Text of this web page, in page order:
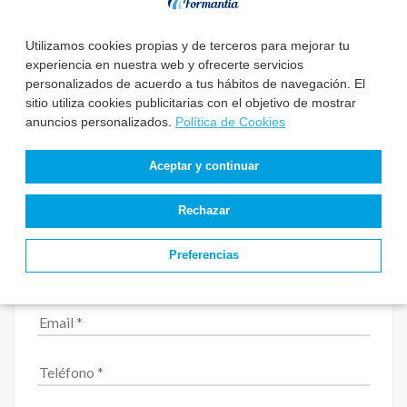
Utilizamos cookies propias y de terceros para mejorar tu
experiencia en nuestra web y ofrecerte servicios
personalizados de acuerdo a tus hábitos de navegación. El
sitio utiliza cookies publicitarias con el objetivo de mostrar
anuncios personalizados. Política de Cookies
Aceptar y continuar
Rechazar
Preferencias
Solicita información